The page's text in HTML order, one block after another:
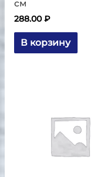
см
288.00₽
В корзину